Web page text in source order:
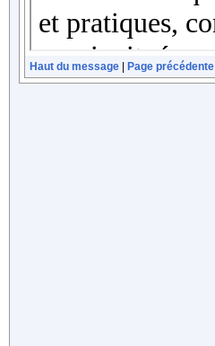
Haut du message Page précédente